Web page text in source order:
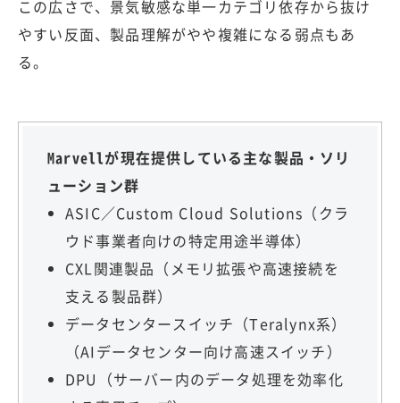
この広さで、景気敏感な単一カテゴリ依存から抜け
やすい反面、製品理解がやや複雑になる弱点もあ
る。
Marvellが現在提供している主な製品・ソリ
ューション群
ASIC／Custom Cloud Solutions（クラ
ウド事業者向けの特定用途半導体）
CXL関連製品（メモリ拡張や高速接続を
支える製品群）
データセンタースイッチ（Teralynx系）
（AIデータセンター向け高速スイッチ）
DPU（サーバー内のデータ処理を効率化